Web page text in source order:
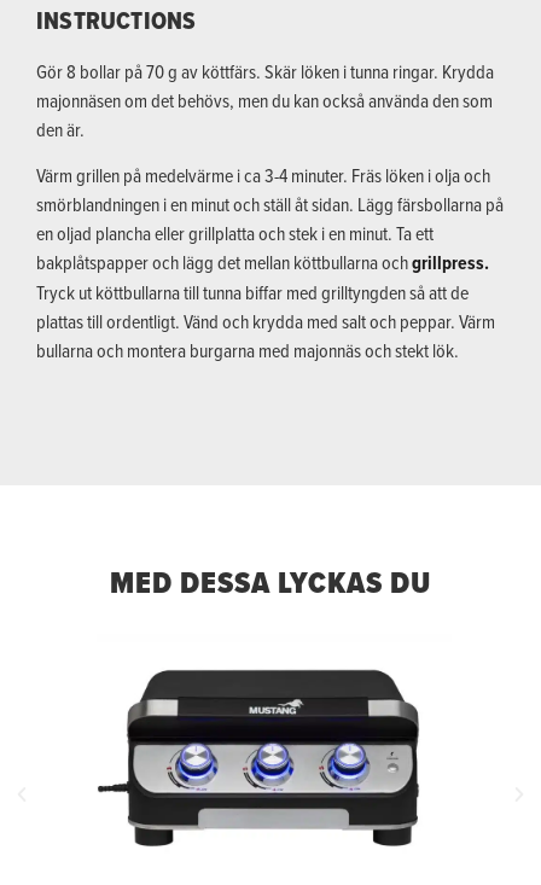
INSTRUCTIONS
Gör 8 bollar på 70 g av köttfärs. Skär löken i tunna ringar. Krydda
majonnäsen om det behövs, men du kan också använda den som
den är.
Värm grillen på medelvärme i ca 3-4 minuter. Fräs löken i olja och
smörblandningen i en minut och ställ åt sidan. Lägg färsbollarna på
en oljad plancha eller grillplatta och stek i en minut. Ta ett
bakplåtspapper och lägg det mellan köttbullarna ochgrillpress.
Tryck ut köttbullarna till tunna biffar med grilltyngden så att de
plattas till ordentligt. Vänd och krydda med salt och peppar. Värm
bullarna och montera burgarna med majonnäs och stekt lök.
MED DESSA LYCKAS DU